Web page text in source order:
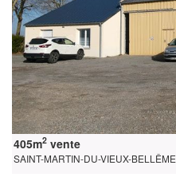
405m2 vente
SAINT-MARTIN-DU-VIEUX-BELLÊME